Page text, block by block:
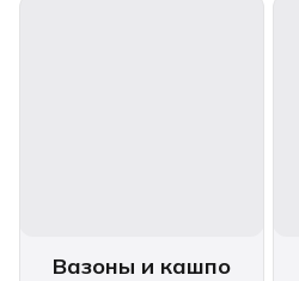
Вазоны и кашпо